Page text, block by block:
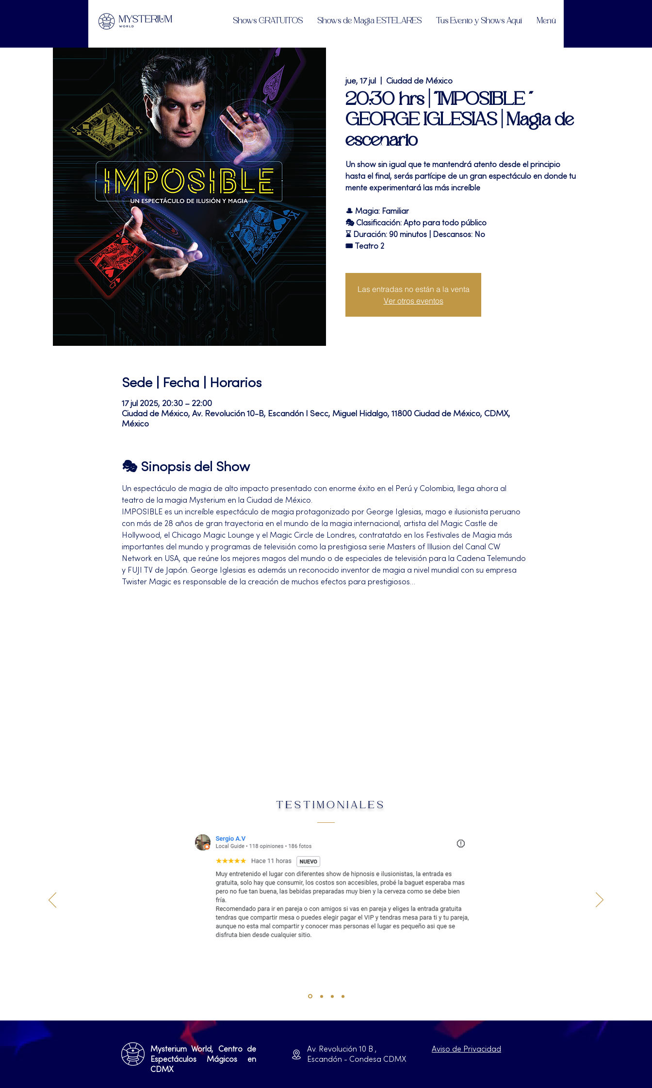
Shows GRATUITOS Shows de Magia ESTELARES Tus Evento y Shows Aquí Menú
jue, 17 jul Ciudad de México
20:30 hrs | "IMPOSIBLE "
GEORGE IGLESIAS | Magia de
escenario
Un show sin igual que te mantendrá atento desde el principio
hasta el final, serás partícipe de un gran espectáculo en donde tu
mente experimentará las más increíble
🎩 Magia: Familiar
🎭 Clasificación: Apto para todo público
⌛ Duración: 90 minutos | Descansos: No
🎟 Teatro 2
Las entradas no están a la venta
Ver otros eventos
Sede | Fecha | Horarios
17 jul 2025, 20:30 – 22:00
Ciudad de México, Av. Revolución 10-B, Escandón I Secc, Miguel Hidalgo, 11800 Ciudad de México, CDMX,
México
🎭 Sinopsis del Show
Un espectáculo de magia de alto impacto presentado con enorme éxito en el Perú y Colombia, llega ahora al
teatro de la magia Mysterium en la Ciudad de México.
IMPOSIBLE es un increíble espectáculo de magia protagonizado por George Iglesias, mago e ilusionista peruano
con más de 28 años de gran trayectoria en el mundo de la magia internacional, artista del Magic Castle de
Hollywood, el Chicago Magic Lounge y el Magic Circle de Londres, contratatdo en los Festivales de Magia más
importantes del mundo y programas de televisión como la prestigiosa serie Masters of Illusion del Canal CW
Network en USA, que reúne los mejores magos del mundo o de especiales de televisión para la Cadena Telemundo
y FUJI TV de Japón. George Iglesias es además un reconocido inventor de magia a nivel mundial con su empresa
Twister Magic es responsable de la creación de muchos efectos para prestigiosos…
TESTIMONIALES
Mysterium World, Centro de
Espectáculos Mágicos en
CDMX
Av. Revolución 10 B ,
Escandón - Condesa CDMX
Aviso de Privacidad